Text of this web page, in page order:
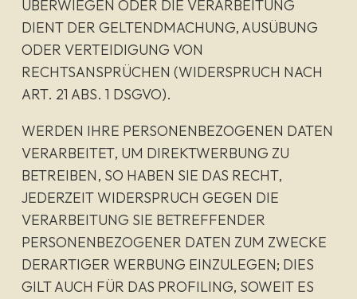
ÜBERWIEGEN ODER DIE VERARBEITUNG
DIENT DER GELTENDMACHUNG, AUSÜBUNG
ODER VERTEIDIGUNG VON
RECHTSANSPRÜCHEN (WIDERSPRUCH NACH
ART. 21 ABS. 1 DSGVO).
WERDEN IHRE PERSONENBEZOGENEN DATEN
VERARBEITET, UM DIREKTWERBUNG ZU
BETREIBEN, SO HABEN SIE DAS RECHT,
JEDERZEIT WIDERSPRUCH GEGEN DIE
VERARBEITUNG SIE BETREFFENDER
PERSONENBEZOGENER DATEN ZUM ZWECKE
DERARTIGER WERBUNG EINZULEGEN; DIES
GILT AUCH FÜR DAS PROFILING, SOWEIT ES